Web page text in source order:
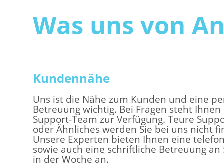
Was uns von
Kundennähe
Uns ist die Nähe zum Kunden und eine
Betreuung wichtig. Bei Fragen steht
Support-Team zur Verfügung. Teure
oder Ähnliches werden Sie bei uns nicht
Unsere Experten bieten Ihnen eine
sowie auch eine schriftliche Betreuung an
in der Woche an.